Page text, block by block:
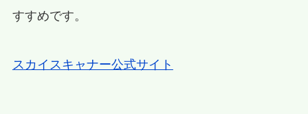
すすめです。
スカイスキャナー公式サイト